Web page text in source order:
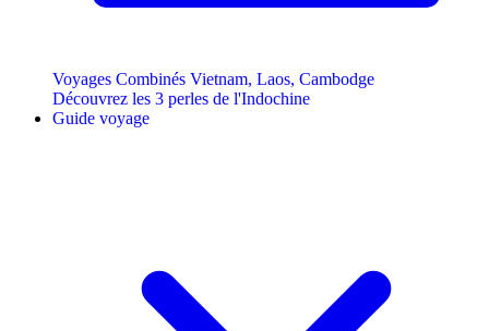
Voyages Combinés Vietnam, Laos, Cambodge
Découvrez les 3 perles de l'Indochine
Guide voyage